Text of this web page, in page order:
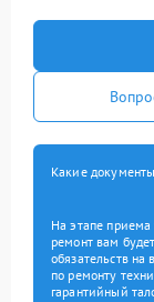
Какие
На этапе приема
ремонт вам
обязательств на
по ремонту
гарантийный